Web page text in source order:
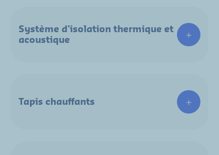
Système d'isolation thermique et
acoustique
Tapis chauffants